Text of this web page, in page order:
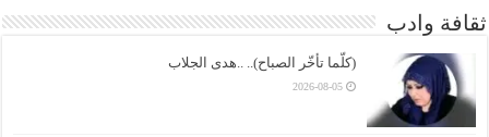
ثقافة وادب
(كلّما تأخّر الصباح).. ..هدى الجلاب
2026-08-05